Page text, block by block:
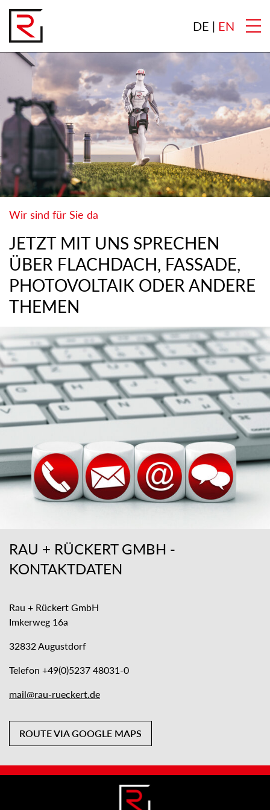
DE EN
Wir sind für Sie da
JETZT MIT UNS SPRECHEN
ÜBER FLACHDACH, FASSADE,
PHOTOVOLTAIK ODER ANDERE
THEMEN
RAU + RÜCKERT GMBH -
KONTAKTDATEN
Rau + Rückert GmbH
Imkerweg 16a
32832 Augustdorf
Telefon +49(0)5237 48031-0
mail@rau-rueckert.de
ROUTE VIA GOOGLE MAPS